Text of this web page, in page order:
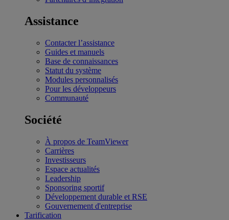
Assistance
Contacter l’assistance
Guides et manuels
Base de connaissances
Statut du système
Modules personnalisés
Pour les développeurs
Communauté
Société
À propos de TeamViewer
Carrières
Investisseurs
Espace actualités
Leadership
Sponsoring sportif
Développement durable et RSE
Gouvernement d'entreprise
Tarification